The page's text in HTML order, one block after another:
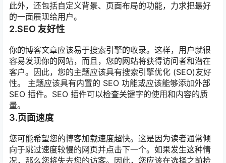
此外，还包括自定义背景、页面布局的功能，力求把最好
的一面展现给用户。
2.SEO 友好性
你的博客文章应该易于搜索引擎的收录。这样，用户就很
容易发现你的网站，而且，您的网站将获得访问者和潜在
客户。因此，您的主题应该具有搜索引擎优化 (SEO)友好
性。 主题应该具有内置的 SEO 功能或应该能够添加外部
SEO 插件。SEO 插件可以检查关键字的使用和内容的质
量。
3.页面速度
您可能希望您的博客加载速度超快。这是因为读者通常倾
向于跳过速度较慢的网页并点击下一个。如果发生这种情
况，那么您将失去您的访客。因此，您应该在选择之前检